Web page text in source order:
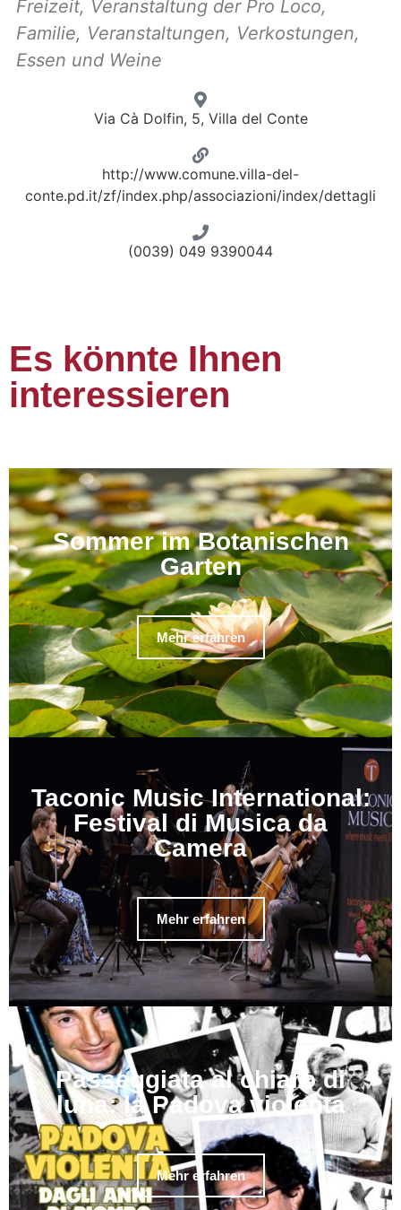
Freizeit, Veranstaltung der Pro Loco,
Familie, Veranstaltungen, Verkostungen,
Essen und Weine
Via Cà Dolfin, 5, Villa del Conte
http://www.comune.villa-del-
conte.pd.it/zf/index.php/associazioni/index/dettagli
(0039) 049 9390044
Es könnte Ihnen
interessieren
Sommer im Botanischen
Garten
Mehr erfahren
Taconic Music International:
Festival di Musica da
Camera
Mehr erfahren
Passeggiata al chiaro di
luna: la Padova violenta
Mehr erfahren